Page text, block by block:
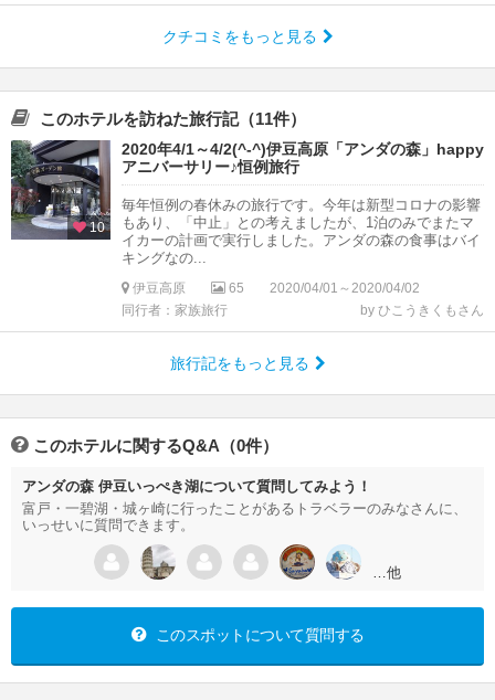
クチコミをもっと見る
このホテルを訪ねた旅行記（11件）
10
2020年4/1～4/2(^-^)伊豆高原「アンダの森」happy
アニバーサリー♪恒例旅行
毎年恒例の春休みの旅行です。今年は新型コロナの影響
もあり、「中止」との考えましたが、1泊のみでまたマ
イカーの計画で実行しました。アンダの森の食事はバイ
キングなの...
伊豆高原 65
2020/04/01～2020/04/02
同行者：家族旅行
by ひこうきくもさん
旅行記をもっと見る
このホテルに関するQ&A（0件）
アンダの森 伊豆いっぺき湖について質問してみよう！
富戸・一碧湖・城ヶ崎に行ったことがあるトラベラーのみなさんに、
いっせいに質問できます。
…他
このスポットについて質問する